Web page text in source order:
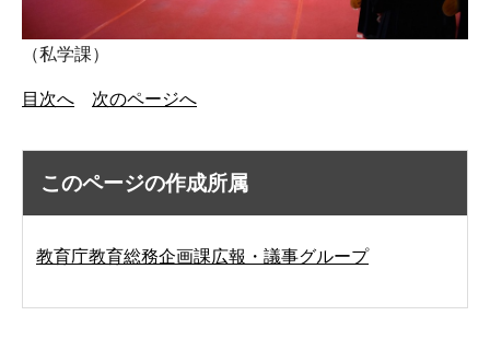
（私学課）
目次へ 次のページへ
このページの作成所属
教育庁教育総務企画課広報・議事グループ